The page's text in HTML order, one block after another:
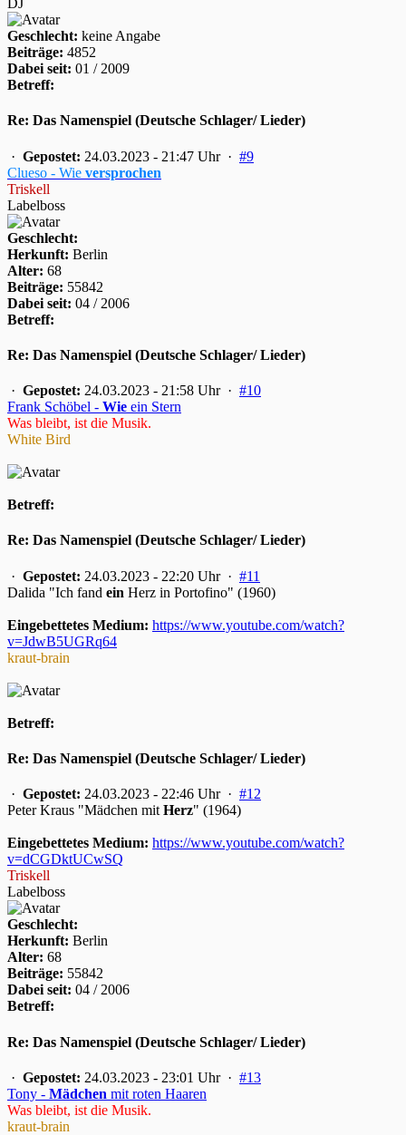
DJ
Geschlecht: keine Angabe
Beiträge: 4852
Dabei seit: 01 / 2009
Betreff:
Re: Das Namenspiel (Deutsche Schlager/ Lieder)
· Gepostet: 24.03.2023 - 21:47 Uhr · #9
Clueso - Wie versprochen
Triskell
Labelboss
Geschlecht:
Herkunft: Berlin
Alter: 68
Beiträge: 55842
Dabei seit: 04 / 2006
Betreff:
Re: Das Namenspiel (Deutsche Schlager/ Lieder)
· Gepostet: 24.03.2023 - 21:58 Uhr · #10
Frank Schöbel - Wie ein Stern
Was bleibt, ist die Musik.
White Bird
Betreff:
Re: Das Namenspiel (Deutsche Schlager/ Lieder)
· Gepostet: 24.03.2023 - 22:20 Uhr · #11
Dalida "Ich fand ein Herz in Portofino" (1960)
Eingebettetes Medium: https://www.youtube.com/watch?
v=JdwB5UGRq64
kraut-brain
Betreff:
Re: Das Namenspiel (Deutsche Schlager/ Lieder)
· Gepostet: 24.03.2023 - 22:46 Uhr · #12
Peter Kraus "Mädchen mit Herz" (1964)
Eingebettetes Medium: https://www.youtube.com/watch?
v=dCGDktUCwSQ
Triskell
Labelboss
Geschlecht:
Herkunft: Berlin
Alter: 68
Beiträge: 55842
Dabei seit: 04 / 2006
Betreff:
Re: Das Namenspiel (Deutsche Schlager/ Lieder)
· Gepostet: 24.03.2023 - 23:01 Uhr · #13
Tony - Mädchen mit roten Haaren
Was bleibt, ist die Musik.
kraut-brain